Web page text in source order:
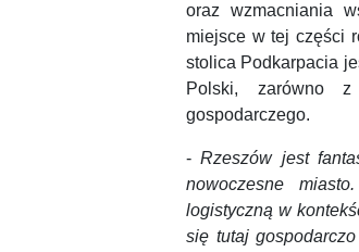
oraz wzmacniania
miejsce w tej części
stolica Podkarpacia
Polski, zarówno
gospodarczego.
-Rzeszów jest
nowoczesne
logistyczną w
się tutaj